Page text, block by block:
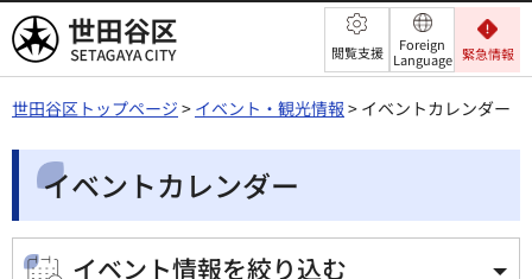
世田谷区 閲覧支援
Foreign
Language 緊急情報
世田谷区トップページ > イベント・観光情報 > イベントカレンダー
イベントカレンダー
イベント情報を絞り込む